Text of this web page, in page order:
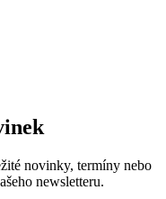
novinky, termíny nebo
newsletteru.